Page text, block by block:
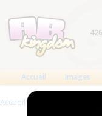
Accueil Images
Accueil >